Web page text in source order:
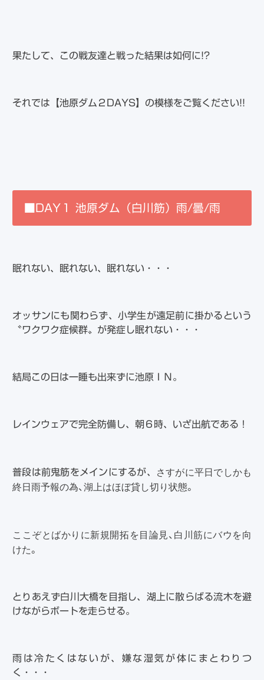
果たして、この戦友達と戦った結果は如何に!?
それでは【池原ダム２DAYS】の模様をご覧ください!!
■DAY１ 池原ダム（白川筋）雨/曇/雨
眠れない、眠れない、眠れない・・・
オッサンにも関わらず、小学生が遠足前に掛かるという
〝ワクワク症候群〟が発症し眠れない・・・
結局この日は一睡も出来ずに池原ＩＮ。
レインウェアで完全防備し、朝６時、いざ出航である！
普段は前鬼筋をメインにするが、
さすがに平日でしかも
終日雨予報の為、湖上はほぼ貸し切り状態。
ここぞとばかりに新規開拓を目論見、白川筋にバウを向
けた。
とりあえず白川大橋を目指し、湖上に散らばる流木を避
けながらボートを走らせる。
雨は冷たくはないが、嫌な湿気が体にまとわりつ
く・・・